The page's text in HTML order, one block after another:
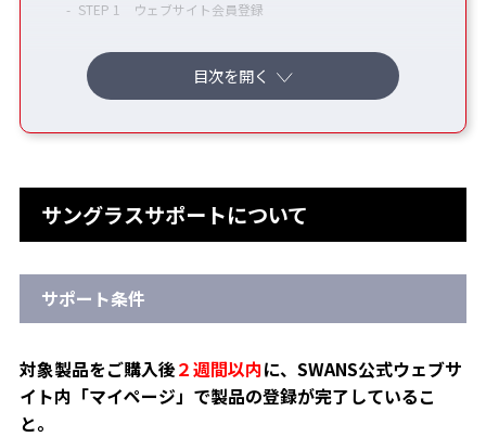
STEP 1 ウェブサイト会員登録
サポートご利用の場合/修理交換依頼書
サポート登録品の削除・退会手続き方法
サングラスサポートについて
サポート条件
対象製品をご購入後２週間以内に、SWANS公式ウェブサ
イト内「マイページ」で製品の登録が完了しているこ
と。